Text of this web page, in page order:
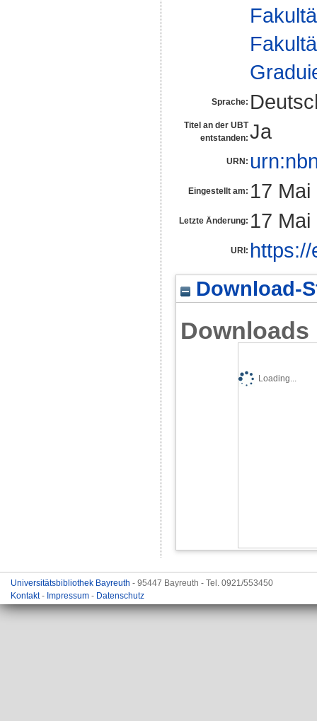
Sprache:
Titel an der UBT
entstanden: Ja
URN:
Eingestellt am: 17
Letzte Änderung: 17
URI:
Download-
Downloads
Loading...
Universitätsbibliothek Bayreuth - 95447 Bayreuth - Tel. 0921/553450
Kontakt- Impressum - Datenschutz